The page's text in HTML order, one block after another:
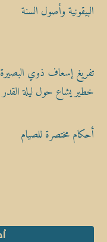
البيقونية وأصول السنة
تفريغ إسعاف ذوي البصيرة
خطير يشاع حول ليلة القدر
أحكام مختصرة للصيام